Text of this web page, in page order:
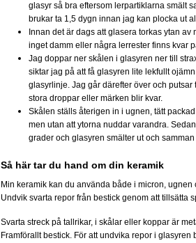
glasyr så bra eftersom lerpartiklarna smält
brukar ta 1,5 dygn innan jag kan plocka ut
Innan det är dags att glasera torkas ytan av
inget damm eller några lerrester finns kvar
Jag doppar ner skålen i glasyren ner till
siktar jag på att få glasyren lite lekfullt
glasyrlinje. Jag går därefter över och putsar
stora droppar eller märken blir kvar.
Skålen ställs återigen in i ugnen, tätt
men utan att ytorna nuddar varandra.
grader och glasyren smälter ut och
Så här tar du hand om din keramik
Min keramik kan du använda både i micron,
Undvik svarta repor från bestick genom att tillsätta
Svarta streck på tallrikar, i skålar eller koppar är
Framförallt bestick. För att undvika repor i glasyren